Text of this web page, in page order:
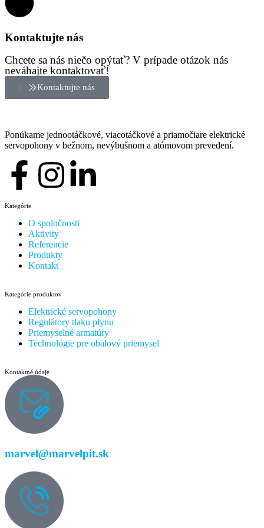
Kontaktujte nás
Chcete sa nás niečo opýtať? V prípade otázok nás
neváhajte kontaktovať!
Kontaktujte nás
Ponúkame jednootáčkové, viacotáčkové a priamočiare elektrické
servopohony v bežnom, nevýbušnom a atómovom prevedení.
Kategórie
O spoločnosti
Aktivity
Referencie
Produkty
Kontakt
Kategórie produktov
Elektrické servopohony
Regulátory tlaku plynu
Priemyselné armatúry
Technológie pre obalový priemysel
Kontaktné údaje
marvel@marvelpit.sk